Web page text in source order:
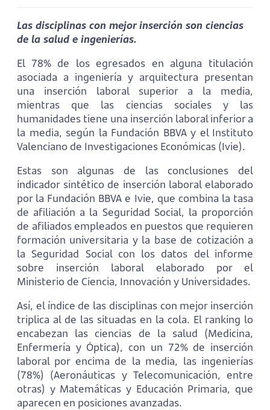
Las disciplinas con mejor inserción son ciencias
de la salud e ingenierías.
El 78% de los egresados en alguna titulación
asociada a ingeniería y arquitectura presentan
una inserción laboral superior a la media,
mientras que las ciencias sociales y las
humanidades tiene una inserción laboral inferior a
la media, según la Fundación BBVA y el Instituto
Valenciano de Investigaciones Económicas (Ivie).
Estas son algunas de las conclusiones del
indicador sintético de inserción laboral elaborado
por la Fundación BBVA e Ivie, que combina la tasa
de afiliación a la Seguridad Social, la proporción
de afiliados empleados en puestos que requieren
formación universitaria y la base de cotización a
la Seguridad Social con los datos del informe
sobre inserción laboral elaborado por el
Ministerio de Ciencia, Innovación y Universidades.
Así, el índice de las disciplinas con mejor inserción
triplica al de las situadas en la cola. El ranking lo
encabezan las ciencias de la salud (Medicina,
Enfermería y Óptica), con un 72% de inserción
laboral por encima de la media, las ingenierías
(78%) (Aeronáuticas y Telecomunicación, entre
otras) y Matemáticas y Educación Primaria, que
aparecen en posiciones avanzadas.